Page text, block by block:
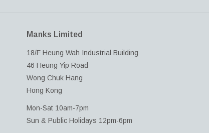
Manks Limited
18/F Heung Wah Industrial Building
46 Heung Yip Road
Wong Chuk Hang
Hong Kong
Mon-Sat 10am-7pm
Sun & Public Holidays 12pm-6pm